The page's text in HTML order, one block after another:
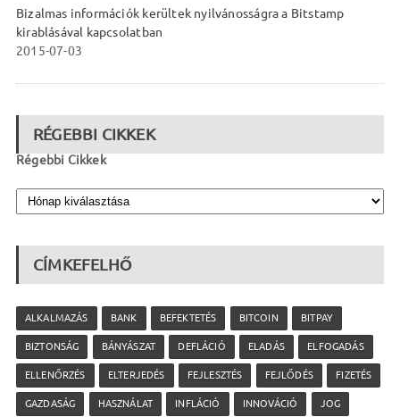
Bizalmas információk kerültek nyilvánosságra a Bitstamp
kirablásával kapcsolatban
2015-07-03
RÉGEBBI CIKKEK
Régebbi Cikkek
CÍMKEFELHŐ
ALKALMAZÁS BANK BEFEKTETÉS BITCOIN BITPAY
BIZTONSÁG BÁNYÁSZAT DEFLÁCIÓ ELADÁS ELFOGADÁS
ELLENŐRZÉS ELTERJEDÉS FEJLESZTÉS FEJLŐDÉS FIZETÉS
GAZDASÁG HASZNÁLAT INFLÁCIÓ INNOVÁCIÓ JOG